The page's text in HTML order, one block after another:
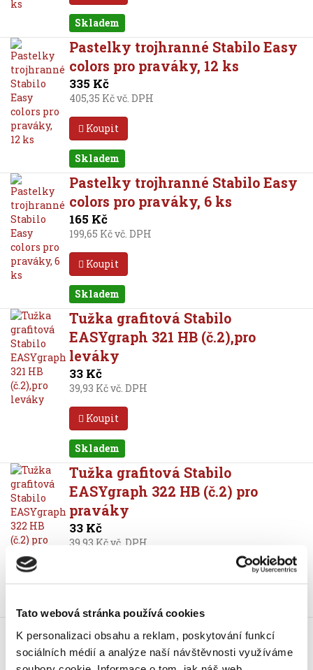
Tato webová stránka používá cookies
K personalizaci obsahu a reklam, poskytování funkcí
sociálních médií a analýze naší návštěvnosti využíváme
Skladem
Pastelky trojhranné Stabilo Easy
colors pro praváky, 12 ks
335 Kč
405,35 Kč vč. DPH
Koupit
Skladem
Pastelky trojhranné Stabilo Easy
colors pro praváky, 6 ks
165 Kč
199,65 Kč vč. DPH
Koupit
Skladem
Tužka grafitová Stabilo
EASYgraph 321 HB (č.2),pro
leváky
33 Kč
39,93 Kč vč. DPH
Koupit
Skladem
Tužka grafitová Stabilo
EASYgraph 322 HB (č.2) pro
praváky
33 Kč
39,93 Kč vč. DPH
EASYgraph L 325 HB (č.2) pro
leváky